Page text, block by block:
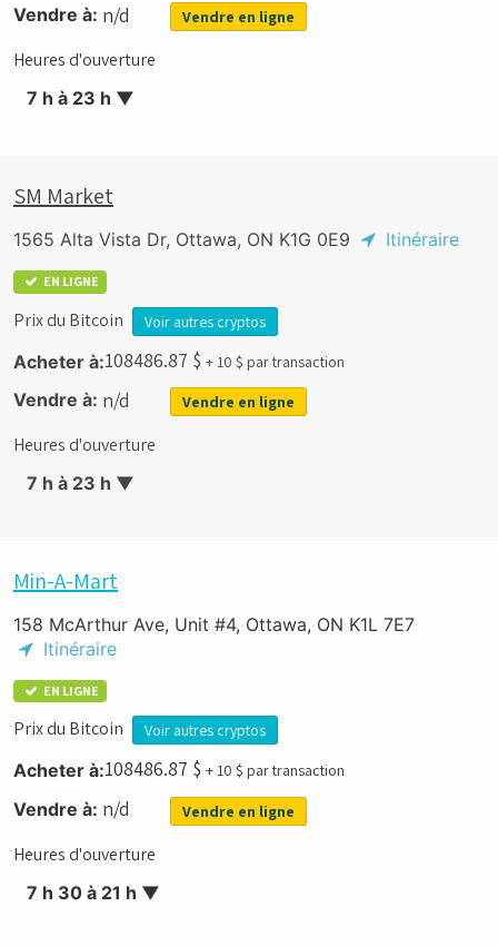
Vendre à: n/d Vendre en ligne
Heures d'ouverture
7 h à 23 h ▼
SM Market
1565 Alta Vista Dr, Ottawa, ON K1G 0E9 Itinéraire
EN LIGNE
Prix du Bitcoin Voir autres cryptos
Acheter à:108486.87 $ + 10 $ par transaction
Vendre à: n/d Vendre en ligne
Heures d'ouverture
7 h à 23 h ▼
Min-A-Mart
158 McArthur Ave, Unit #4, Ottawa, ON K1L 7E7
Itinéraire
EN LIGNE
Prix du Bitcoin Voir autres cryptos
Acheter à:108486.87 $ + 10 $ par transaction
Vendre à: n/d Vendre en ligne
Heures d'ouverture
7 h 30 à 21 h ▼